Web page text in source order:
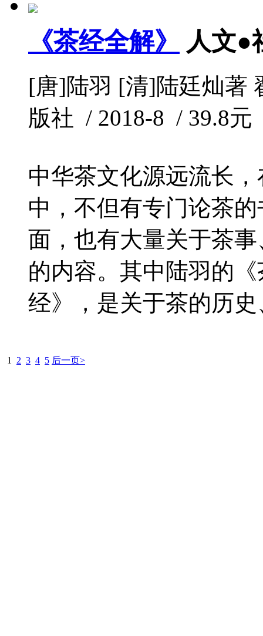
《茶经全解》 人文●
[唐]陆羽 [清]陆廷灿著
版社 / 2018-8 / 39.8元
中华茶文化源远流长
中，不但有专门论茶
面，也有大量关于茶
的内容。其中陆羽的
经》，是关于茶的历
1 2 3 4 5 后一页>